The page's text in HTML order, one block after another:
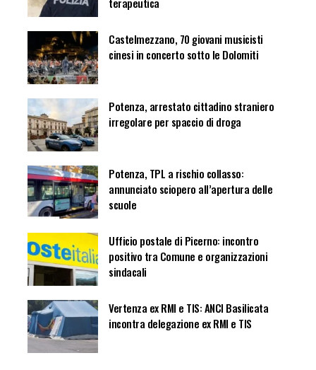
Castelmezzano, 70 giovani musicisti
cinesi in concerto sotto le Dolomiti
Potenza, arrestato cittadino straniero
irregolare per spaccio di droga
Potenza, TPL a rischio collasso:
annunciato sciopero all’apertura delle
scuole
Ufficio postale di Picerno: incontro
positivo tra Comune e organizzazioni
sindacali
Vertenza ex RMI e TIS: ANCI Basilicata
incontra delegazione ex RMI e TIS